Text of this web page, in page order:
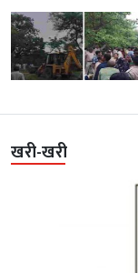
खरी-खरी